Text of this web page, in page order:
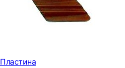
Пластина